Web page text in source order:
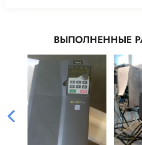
ВЫПОЛНЕННЫЕ